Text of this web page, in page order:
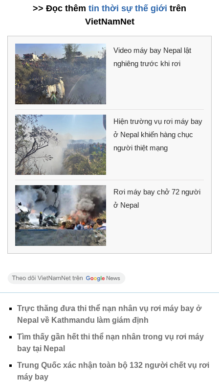
>> Đọc thêm tin thời sự thế giới trên
VietNamNet
Video máy bay Nepal lật
nghiêng trước khi rơi
Hiện trường vụ rơi máy bay
ở Nepal khiến hàng chục
người thiệt mạng
Rơi máy bay chở 72 người
ở Nepal
Trực thăng đưa thi thể nạn nhân vụ rơi máy bay ở
Nepal về Kathmandu làm giám định
Tìm thấy gần hết thi thể nạn nhân trong vụ rơi máy
bay tại Nepal
Trung Quốc xác nhận toàn bộ 132 người chết vụ rơi
máy bay